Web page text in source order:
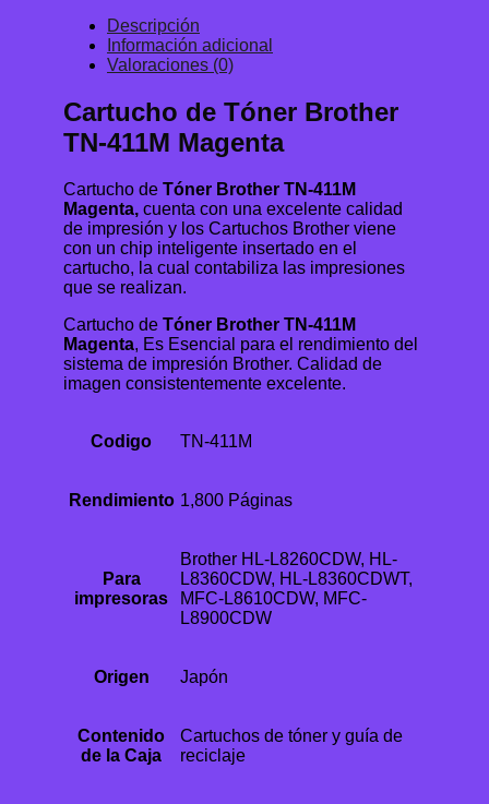
Descripción
Información adicional
Valoraciones (0)
Cartucho de Tóner Brother
TN-411M Magenta
Cartucho de Tóner Brother TN-411M
Magenta, cuenta con una excelente calidad
de impresión y los Cartuchos Brother viene
con un chip inteligente insertado en el
cartucho, la cual contabiliza las impresiones
que se realizan.
Cartucho de Tóner Brother TN-411M
Magenta, Es Esencial para el rendimiento del
sistema de impresión Brother. Calidad de
imagen consistentemente excelente.
Codigo TN-411M
Rendimiento 1,800 Páginas
Para
impresoras
Brother HL-L8260CDW, HL-
L8360CDW, HL-L8360CDWT,
MFC-L8610CDW, MFC-
L8900CDW
Origen Japón
Contenido
de la Caja
Cartuchos de tóner y guía de
reciclaje